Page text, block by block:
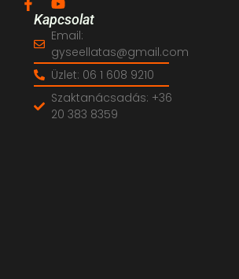
Kapcsolat
Email:
gyseellatas@gmail.com
Üzlet: 06 1 608 9210
Szaktanácsadás: +36
20 383 8359